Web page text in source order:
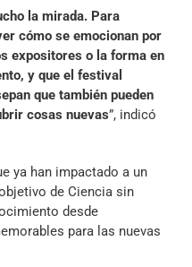
la mirada. Para
cómo se emocionan por
expositores o la forma en
y que el festival
que también pueden
cosas nuevas”, indicó
ya han impactado a un
de Ciencia sin
desde
para las nuevas